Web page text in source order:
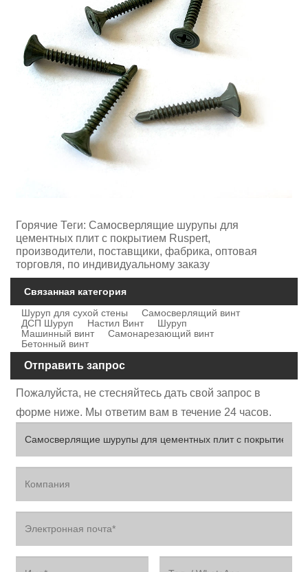
Горячие Теги: Самосверлящие шурупы для
цементных плит с покрытием Ruspert,
производители, поставщики, фабрика, оптовая
торговля, по индивидуальному заказу
Связанная категория
Шуруп для сухой стены
Самосверлящий винт
ДСП Шуруп
Настил Винт
Шуруп
Машинный винт
Самонарезающий винт
Бетонный винт
Отправить запрос
Пожалуйста, не стесняйтесь дать свой запрос в
форме ниже. Мы ответим вам в течение 24 часов.